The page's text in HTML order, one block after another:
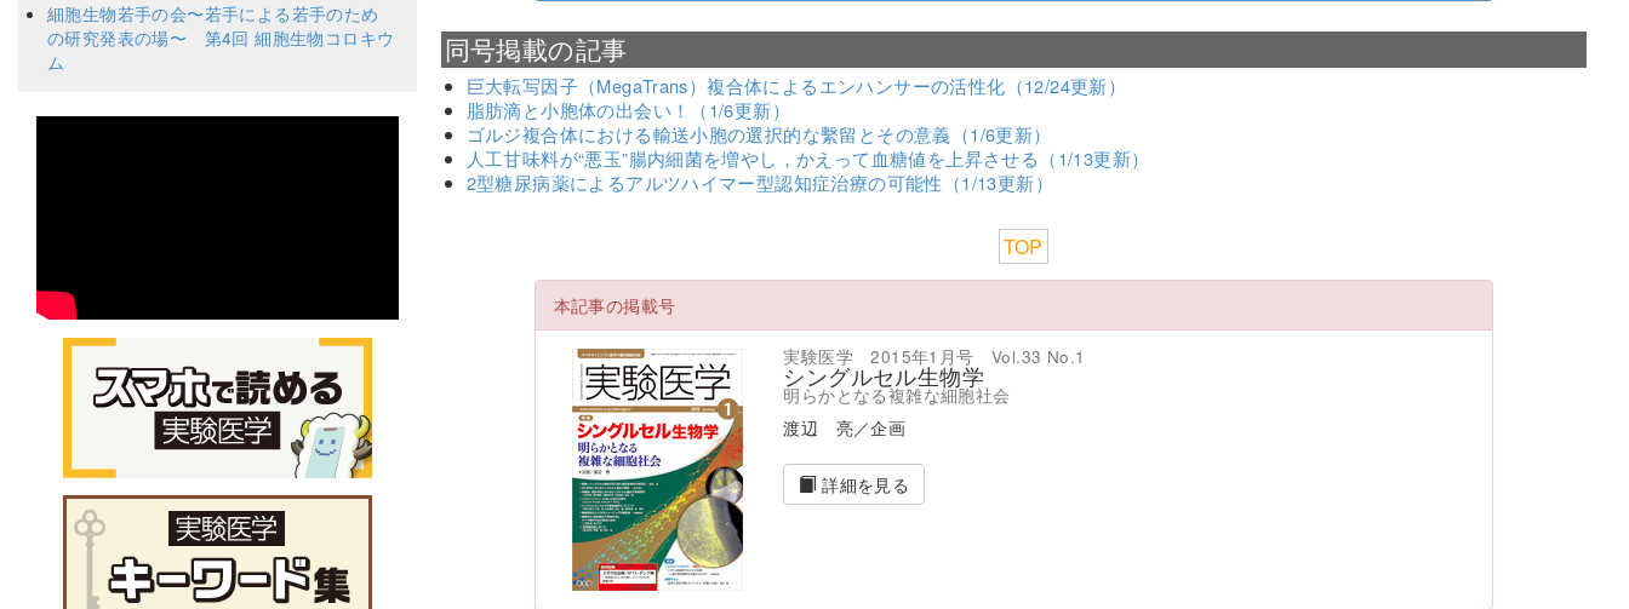
同号掲載の記事
巨大転写因子（MegaTrans）複合体によるエンハンサーの活性化（12/24更新）
脂肪滴と小胞体の出会い！（1/6更新）
ゴルジ複合体における輸送小胞の選択的な繫留とその意義（1/6更新）
人工甘味料が“悪玉”腸内細菌を増やし，かえって血糖値を上昇させる（1/13更新）
2型糖尿病薬によるアルツハイマー型認知症治療の可能性（1/13更新）
TOP
本記事の掲載号
実験医学 2015年1月号 Vol.33 No.1
シングルセル生物学
明らかとなる複雑な細胞社会
渡辺 亮／企画
詳細を見る
細胞生物若手の会〜若手による若手のため
の研究発表の場〜 第4回 細胞生物コロキウ
ム